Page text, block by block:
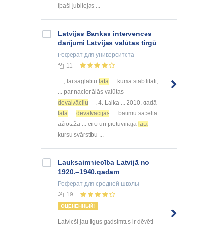
īpaši jubilejas ...
Latvijas Bankas intervences
darījumi Latvijas valūtas tirgū
Реферат для университета
11
... , lai saglābtu lata
kursa stabilitāti,
... par nacionālās valūtas
devalvāciju
. 4. Laika ... 2010. gadā
lata
devalvācijas
baumu saceltā
ažiotāža ... eiro un pietuvināja lata
kursu svārstību ...
Lauksaimniecība Latvijā no
1920.–1940.gadam
Реферат для средней школы
19
ОЦЕНЕННЫЙ!
Latvieši jau ilgus gadsimtus ir dēvēti